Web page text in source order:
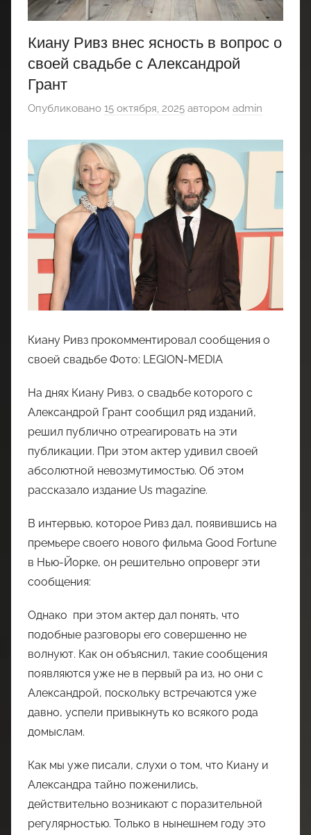
Киану Ривз внес ясность в вопрос о
своей свадьбе с Александрой
Грант
Опубликовано 15 октября, 2025 автором admin
Киану Ривз прокомментировал сообщения о
своей свадьбе Фото: LEGION-MEDIA
На днях Киану Ривз, о свадьбе которого с
Александрой Грант сообщил ряд изданий,
решил публично отреагировать на эти
публикации. При этом актер удивил своей
абсолютной невозмутимостью. Об этом
рассказало издание Us magazine.
В интервью, которое Ривз дал, появившись на
премьере своего нового фильма Good Fortune
в Нью-Йорке, он решительно опроверг эти
сообщения:
Однако при этом актер дал понять, что
подобные разговоры его совершенно не
волнуют. Как он объяснил, такие сообщения
появляются уже не в первый ра из, но они с
Александрой, поскольку встречаются уже
давно, успели привыкнуть ко всякого рода
домыслам.
Как мы уже писали, слухи о том, что Киану и
Александра тайно поженились,
действительно возникают с поразительной
регулярностью. Только в нынешнем году это